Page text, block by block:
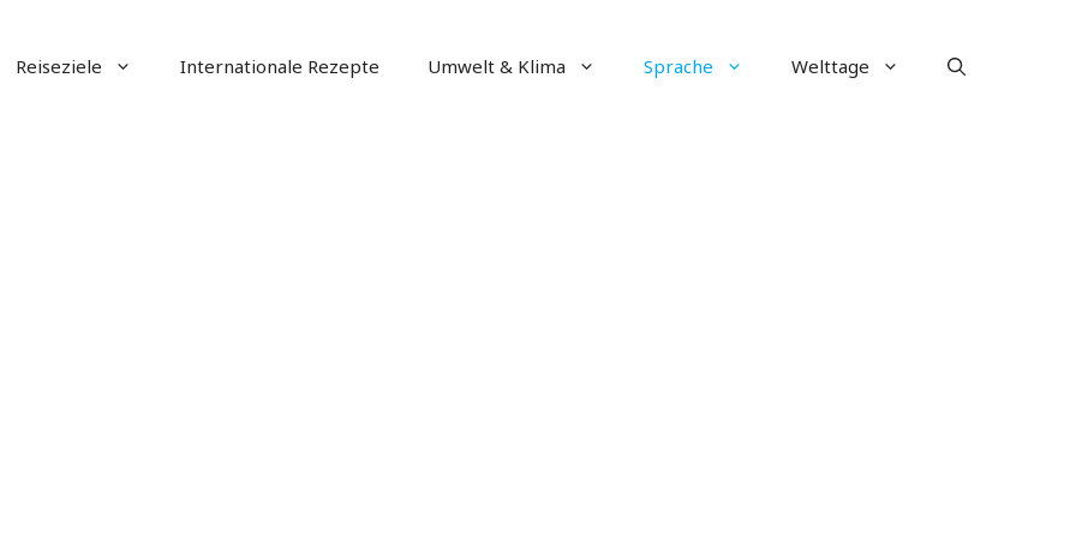
Reiseziele Internationale Rezepte Umwelt & Klima Sprache Welttage